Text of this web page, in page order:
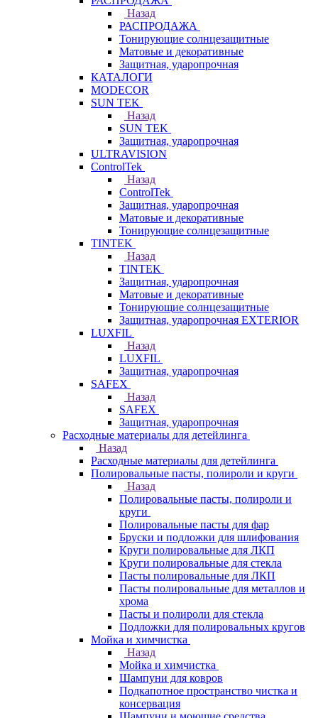
Назад
РАСПРОДАЖА
Тонирующие солнцезащитные
Матовые и декоративные
Защитная, ударопрочная
КАТАЛОГИ
MODECOR
SUN TEK
Назад
SUN TEK
Защитная, ударопрочная
ULTRAVISION
ControlTek
Назад
ControlTek
Защитная, ударопрочная
Матовые и декоративные
Тонирующие солнцезащитные
TINTEK
Назад
TINTEK
Защитная, ударопрочная
Матовые и декоративные
Тонирующие солнцезащитные
Защитная, ударопрочная EXTERIOR
LUXFIL
Назад
LUXFIL
Защитная, ударопрочная
SAFEX
Назад
SAFEX
Защитная, ударопрочная
Расходные материалы для детейлинга
Назад
Расходные материалы для детейлинга
Полировальные пасты, полироли и круги
Назад
Полировальные пасты, полироли и
круги
Полировальные пасты для фар
Бруски и подложки для шлифования
Круги полировальные для ЛКП
Круги полировальные для стекла
Пасты полировальные для ЛКП
Пасты полировальные для металлов и
хрома
Пасты и полироли для стекла
Подложки для полировальных кругов
Мойка и химчистка
Назад
Мойка и химчистка
Шампуни для ковров
Подкапотное пространство чистка и
консервация